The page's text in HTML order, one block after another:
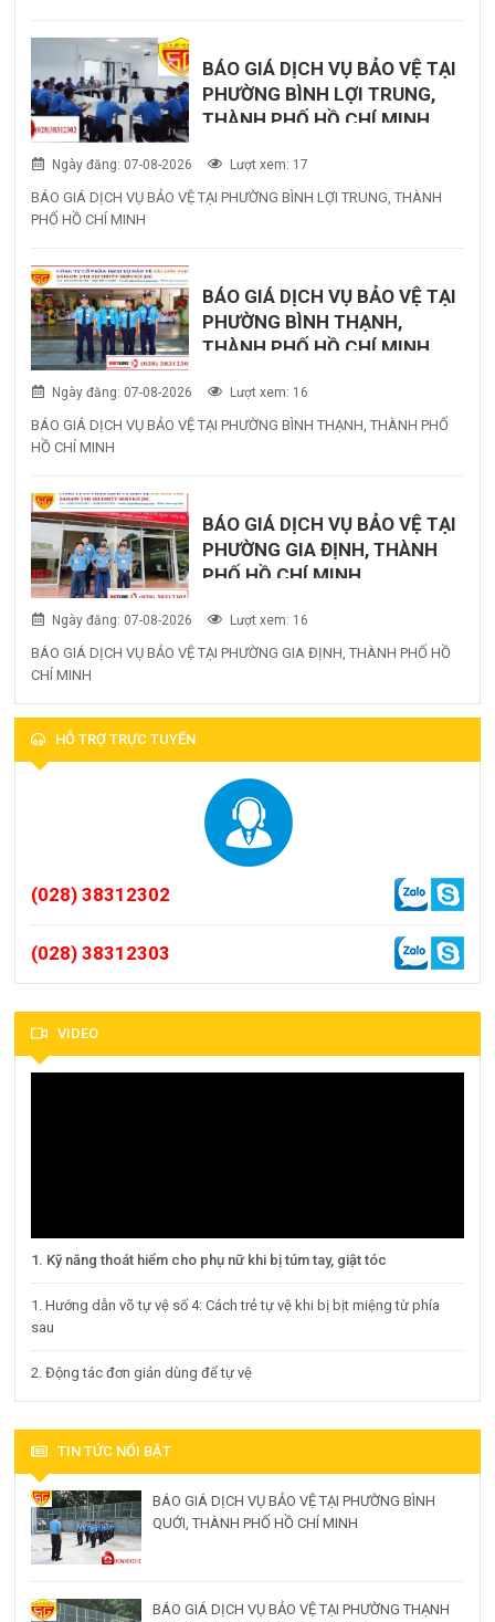
BÁO GIÁ DỊCH VỤ BẢO VỆ TẠI
PHƯỜNG BÌNH LỢI TRUNG,
THÀNH PHỐ HỒ CHÍ MINH
Ngày đăng: 07-08-2026 Lượt xem: 17
BÁO GIÁ DỊCH VỤ BẢO VỆ TẠI PHƯỜNG BÌNH LỢI TRUNG, THÀNH
PHỐ HỒ CHÍ MINH
BÁO GIÁ DỊCH VỤ BẢO VỆ TẠI
PHƯỜNG BÌNH THẠNH,
THÀNH PHỐ HỒ CHÍ MINH
Ngày đăng: 07-08-2026 Lượt xem: 16
BÁO GIÁ DỊCH VỤ BẢO VỆ TẠI PHƯỜNG BÌNH THẠNH, THÀNH PHỐ
HỒ CHÍ MINH
BÁO GIÁ DỊCH VỤ BẢO VỆ TẠI
PHƯỜNG GIA ĐỊNH, THÀNH
PHỐ HỒ CHÍ MINH
Ngày đăng: 07-08-2026 Lượt xem: 16
BÁO GIÁ DỊCH VỤ BẢO VỆ TẠI PHƯỜNG GIA ĐỊNH, THÀNH PHỐ HỒ
CHÍ MINH
HỖ TRỢ TRỰC TUYẾN
(028) 38312302
(028) 38312303
VIDEO
1. Kỹ năng thoát hiểm cho phụ nữ khi bị túm tay, giật tóc
1. Hướng dẫn võ tự vệ số 4: Cách trẻ tự vệ khi bị bịt miệng từ phía
sau
2. Động tác đơn giản dùng để tự vệ
TIN TỨC NỔI BẬT
BÁO GIÁ DỊCH VỤ BẢO VỆ TẠI PHƯỜNG BÌNH
QUỚI, THÀNH PHỐ HỒ CHÍ MINH
BÁO GIÁ DỊCH VỤ BẢO VỆ TẠI PHƯỜNG THẠNH